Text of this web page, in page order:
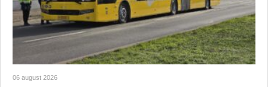
06 august 2026